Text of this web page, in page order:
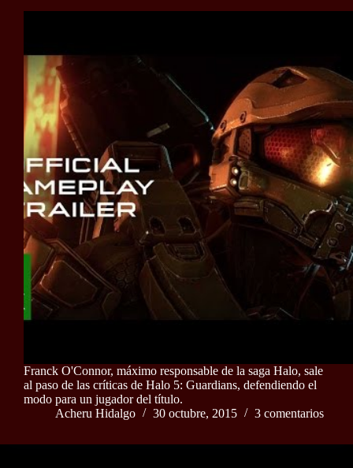
Franck O'Connor, máximo responsable de la saga Halo, sale
al paso de las críticas de Halo 5: Guardians, defendiendo el
modo para un jugador del título.
Acheru Hidalgo
30 octubre, 2015 3 comentarios